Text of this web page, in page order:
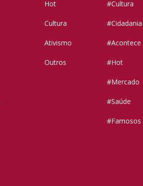
Hot
Cultura
Ativismo
Outros
#Cultura
#Cidadania
#Acontece
#Hot
#Mercado
#Saúde
#Famosos